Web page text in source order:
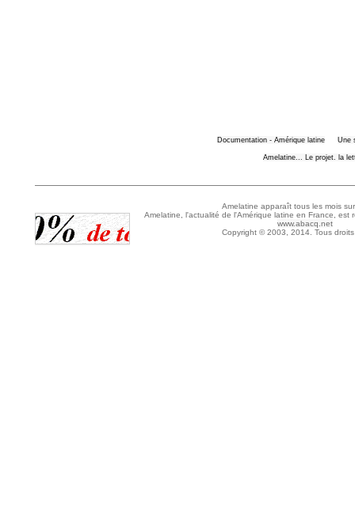
Documentation - Amérique latine Une
Amelatine... Le projet. la
Amelatine apparaît tous les mois
Amelatine, l'actualité de l'Amérique latine en France, est
www.abacq.net
Copyright © 2003, 2014. Tous